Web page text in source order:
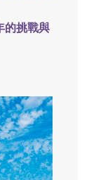
的挑戰與